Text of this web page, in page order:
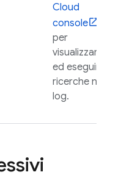
Cloud
console
per
visualizzare
ed eseguire
ricerche nei
log.